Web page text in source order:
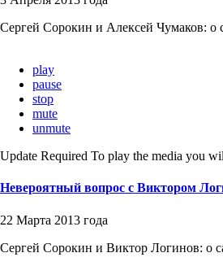
Сергей Сорокин и Алексей Чумаков: о
play
pause
stop
mute
unmute
Update Required To play the media you
Невероятный вопрос с Виктором
22 Марта 2013 года
Сергей Сорокин и Виктор Логинов: о